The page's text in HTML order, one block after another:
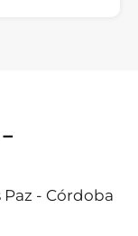
Paz - Córdoba